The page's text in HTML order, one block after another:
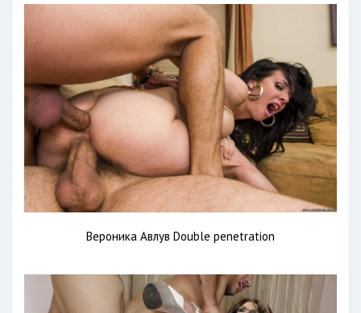
Вероника Авлув Double penetration